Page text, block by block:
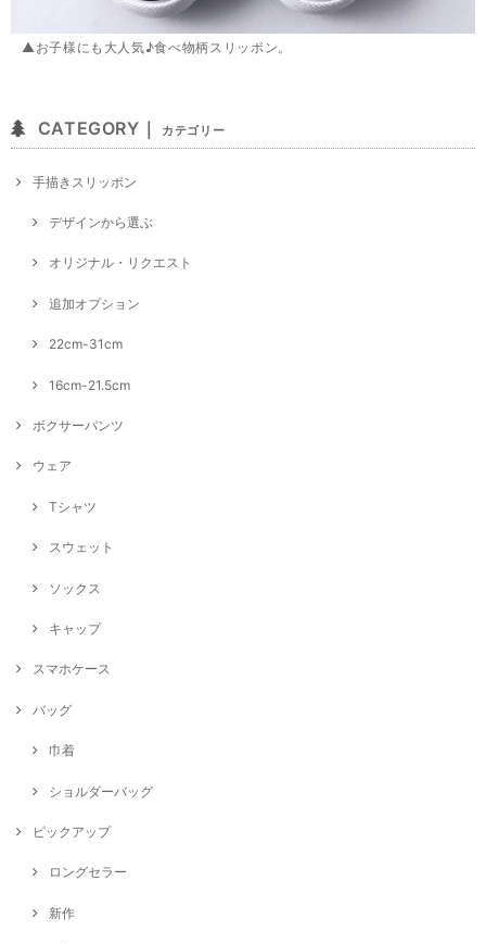
▲お子様にも大人気♪食べ物柄スリッポン。
CATEGORY｜ カテゴリー
手描きスリッポン
デザインから選ぶ
オリジナル・リクエスト
追加オプション
22cm-31cm
16cm-21.5cm
ボクサーパンツ
ウェア
Tシャツ
スウェット
ソックス
キャップ
スマホケース
バッグ
巾着
ショルダーバッグ
ピックアップ
ロングセラー
新作